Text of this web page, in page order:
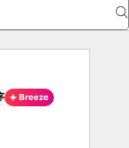
Breeze